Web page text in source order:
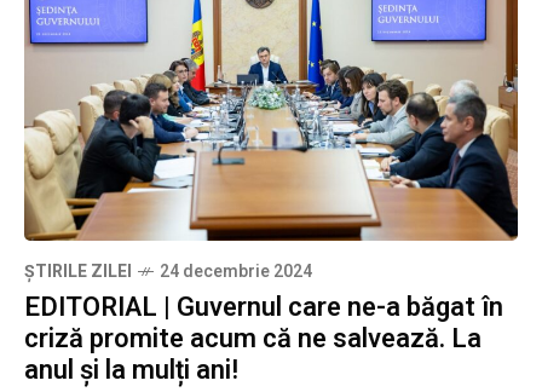
ȘTIRILE ZILEI 24 decembrie 2024
EDITORIAL | Guvernul care ne-a băgat în
criză promite acum că ne salvează. La
anul și la mulți ani!